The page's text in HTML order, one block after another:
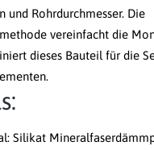
und Rohrdurchmesser. Die
vereinfacht die
dieses Bauteil für die
Silikat